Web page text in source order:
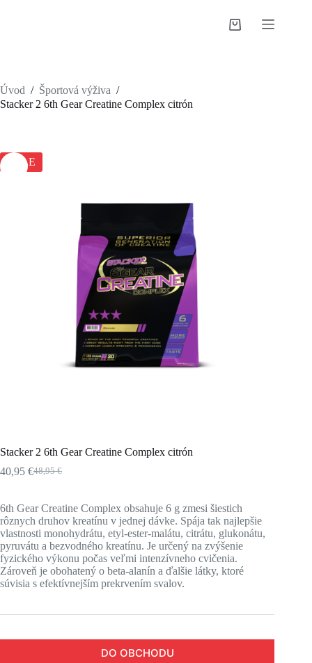
Shopping
Úvod / Športová výživa /
Stacker 2 6th Gear Creatine Complex citrón
SALE
Stacker 2 6th Gear Creatine Complex citrón
48,95€
Pôvodná
48,95 €.
40,95 €Aktuálna
40,95 €.
6th Gear Creatine Complex obsahuje 6 g zmesi šiestich
rôznych druhov kreatínu v jednej dávke. Spája tak najlepšie
vlastnosti monohydrátu, etyl-ester-malátu, citrátu, glukonátu,
pyruvátu a bezvodného kreatínu. Je určený na zvýšenie
fyzického výkonu počas veľmi intenzívneho cvičenia.
Zároveň je obohatený o beta-alanín a ďalšie látky, ktoré
súvisia s efektívnejším prekrvením svalov.
DO OBCHODU